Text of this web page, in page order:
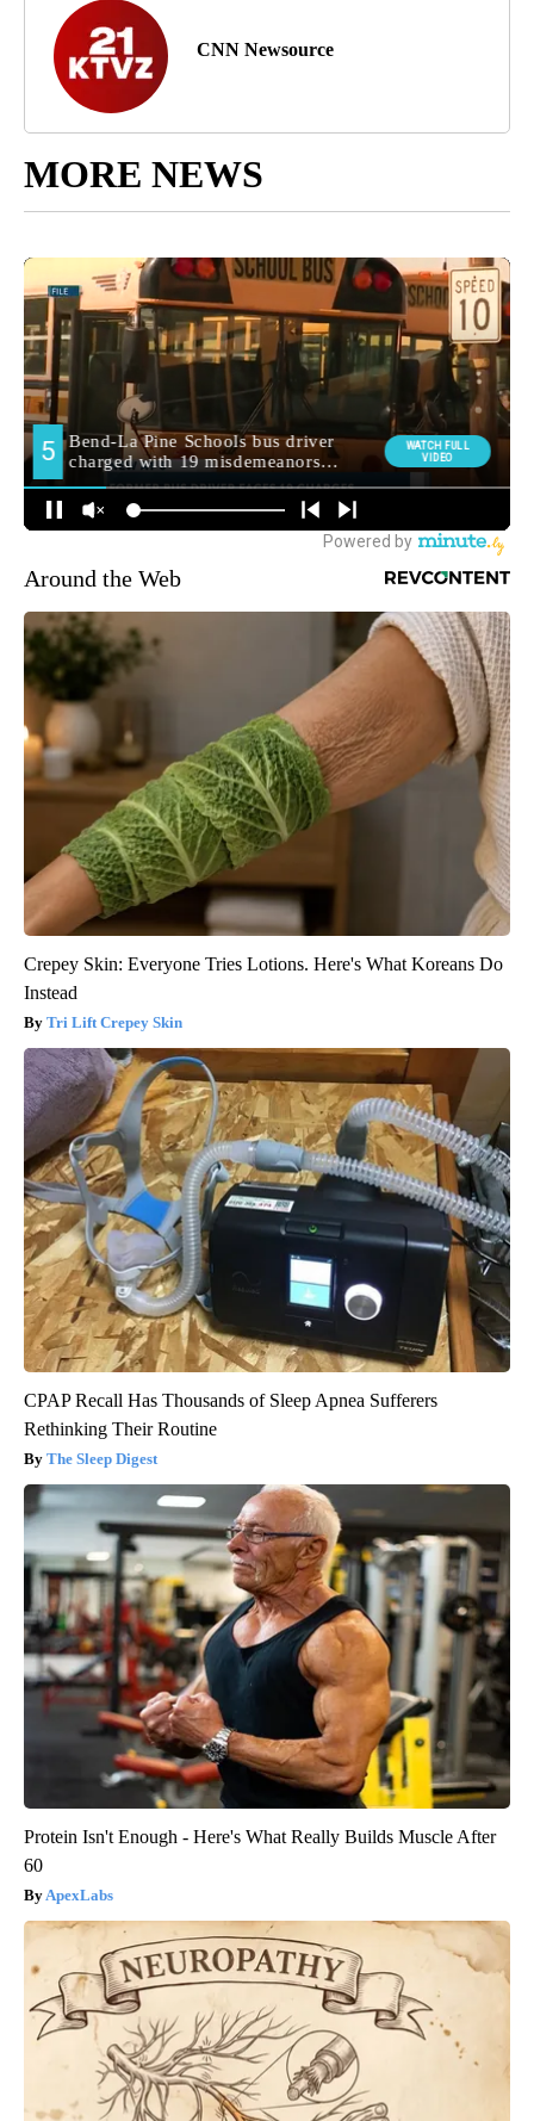
CNN Newsource
MORE NEWS
Around the Web
Crepey Skin: Everyone Tries Lotions. Here's What Koreans Do
Instead
Tri Lift Crepey Skin
CPAP Recall Has Thousands of Sleep Apnea Sufferers
Rethinking Their Routine
The Sleep Digest
Protein Isn't Enough - Here's What Really Builds Muscle After
60
ApexLabs